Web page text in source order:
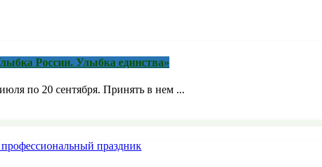
России. Улыбка единства»
по 20 сентября. Принять в нем ...